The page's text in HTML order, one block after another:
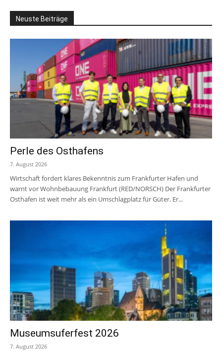
Neuste Beiträge
Perle des Osthafens
7. August 2026
Wirtschaft fordert klares Bekenntnis zum Frankfurter Hafen und
warnt vor Wohnbebauung Frankfurt (RED/NORSCH) Der Frankfurter
Osthafen ist weit mehr als ein Umschlagplatz für Güter. Er...
Museumsuferfest 2026
7. August 2026